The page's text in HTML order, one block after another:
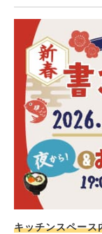
キッチンスペース